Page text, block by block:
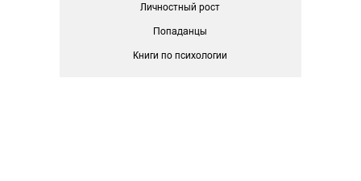
Личностный рост
Попаданцы
Книги по психологии